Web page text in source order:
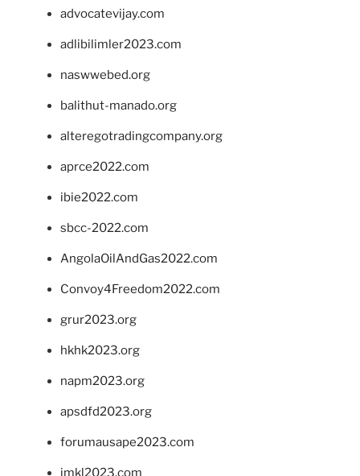
advocatevijay.com
adlibilimler2023.com
naswwebed.org
balithut-manado.org
alteregotradingcompany.org
aprce2022.com
ibie2022.com
sbcc-2022.com
AngolaOilAndGas2022.com
Convoy4Freedom2022.com
grur2023.org
hkhk2023.org
napm2023.org
apsdfd2023.org
forumausape2023.com
imkl2023.com